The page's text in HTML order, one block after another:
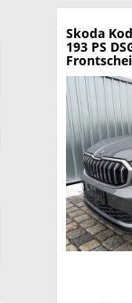
Skoda
193 PS